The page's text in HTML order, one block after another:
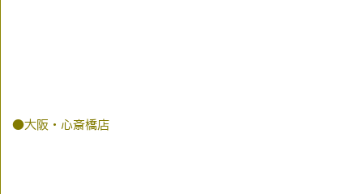
●大阪・心斎橋店